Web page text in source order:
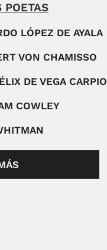
POETAS
LÓPEZ DE AYALA
VON CHAMISSO
DE VEGA CARPIO
COWLEY